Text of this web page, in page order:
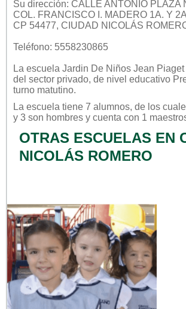
Su dirección: CALLE ANTONIO PLAZA
COL. FRANCISCO I. MADERO 1A. Y
CP 54477, CIUDAD NICOLÁS
Teléfono: 5558230865
La escuela Jardin De Niños Jean Piaget
del sector privado, de nivel educativo
turno matutino.
La escuela tiene 7 alumnos, de los
y 3 son hombres y cuenta con 1
OTRAS ESCUELAS EN
NICOLÁS ROMERO